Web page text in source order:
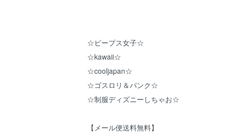
☆ピープス女子☆
☆kawaii☆
☆cooljapan☆
☆ゴスロリ＆パンク☆
☆制服ディズニーしちゃお☆
【メール便送料無料】